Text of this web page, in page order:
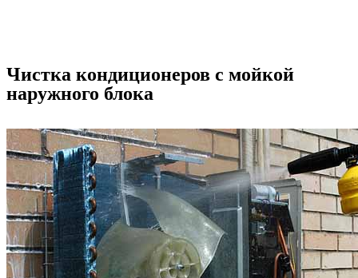
Чистка кондиционеров с мойкой
наружного блока